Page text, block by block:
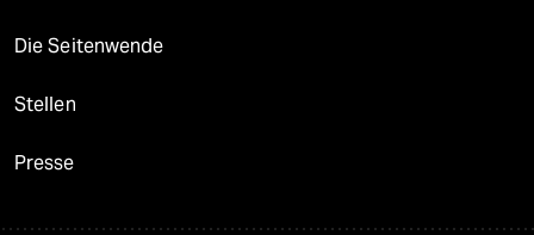
Die Seitenwende
Stellen
Presse